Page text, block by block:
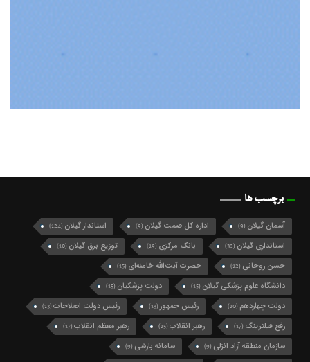
برچسب ها
آسمان گیلان (9) اداره کل صمت گیلان (9) استاندار گیلان (124)
استانداری گیلان (32) بانک مرکزی (19) توزیع برق گیلان (10)
حسن روحانی (12) حضرت آیت‌الله خامنه‌ای (15)
دانشگاه علوم پزشکی گیلان (15) دولت پزشکیان (15)
دولت چهاردهم (10) رئیس جمهور(13) رئیس دولت اصلاحات(13)
رفع فیلترینگ (17) رهبر انقلاب(15) رهبر معظم انقلاب(17)
سازمان منطقه آزاد انزلی (9) سامانه بارشی (9)